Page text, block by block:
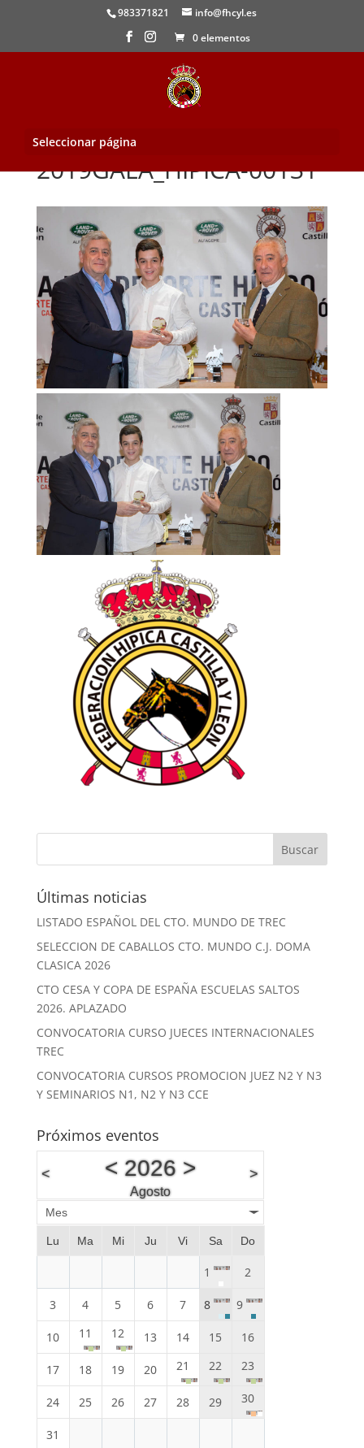
983371821
info@fhcyl.es
0 elementos
Seleccionar página
2019GALA_HIPICA-00131
Últimas noticias
LISTADO ESPAÑOL DEL CTO. MUNDO DE TREC
SELECCION DE CABALLOS CTO. MUNDO C.J. DOMA
CLASICA 2026
CTO CESA Y COPA DE ESPAÑA ESCUELAS SALTOS
2026. APLAZADO
CONVOCATORIA CURSO JUECES INTERNACIONALES
TREC
CONVOCATORIA CURSOS PROMOCION JUEZ N2 Y N3
Y SEMINARIOS N1, N2 Y N3 CCE
Próximos eventos
< < 2026>
Agosto
>
Mes
Lu Ma Mi Ju Vi Sa Do
1 2
3 4 5 6 7 8 9
10 11 12 13 14 15 16
17 18 19 20 21 22 23
24 25 26 27 28 29 30
31